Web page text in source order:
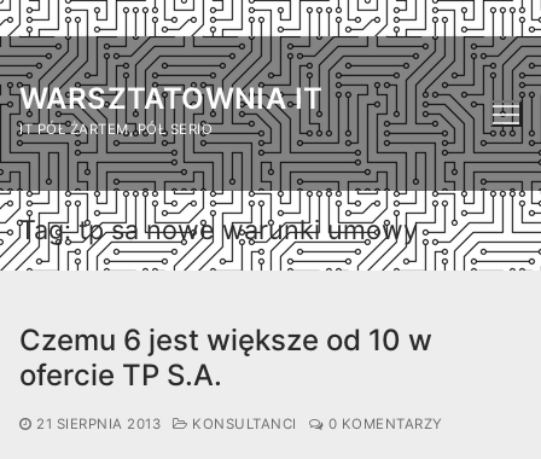
Przejdź
do
treści
WARSZTATOWNIA IT
IT PÓŁ ŻARTEM, PÓŁ SERIO
Tag:tp sa nowe warunki umowy
Czemu 6 jest większe od 10 w
ofercie TP S.A.
21 SIERPNIA 2013 KONSULTANCI 0 KOMENTARZY